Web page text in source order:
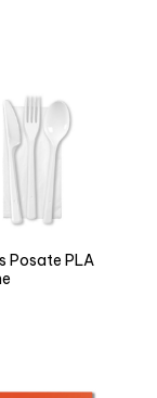
Posate PLA